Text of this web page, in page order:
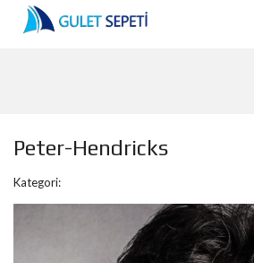
Peter-Hendricks
Kategori: